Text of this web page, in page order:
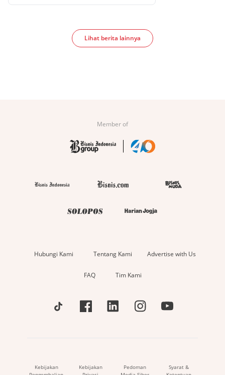
Lihat berita lainnya
Member of
Hubungi Kami Tentang Kami Advertise with Us
FAQ Tim Kami
Kebijakan
Kebijakan
Pedoman
Syarat &